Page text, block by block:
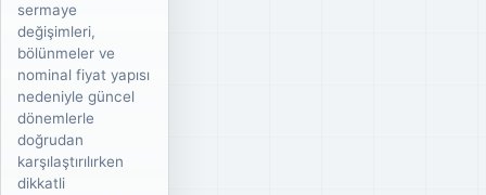
sermaye
değişimleri,
bölünmeler ve
nominal fiyat yapısı
nedeniyle güncel
dönemlerle
doğrudan
karşılaştırılırken
dikkatli